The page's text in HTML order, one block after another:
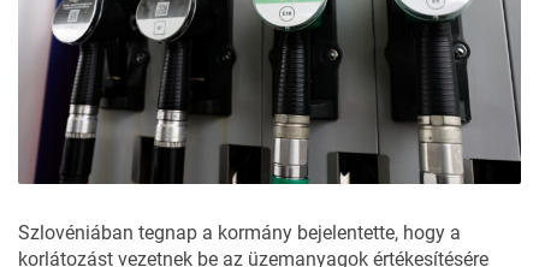
Szlovéniában tegnap a kormány bejelentette, hogy a
korlátozást vezetnek be az üzemanyagok értékesítésére